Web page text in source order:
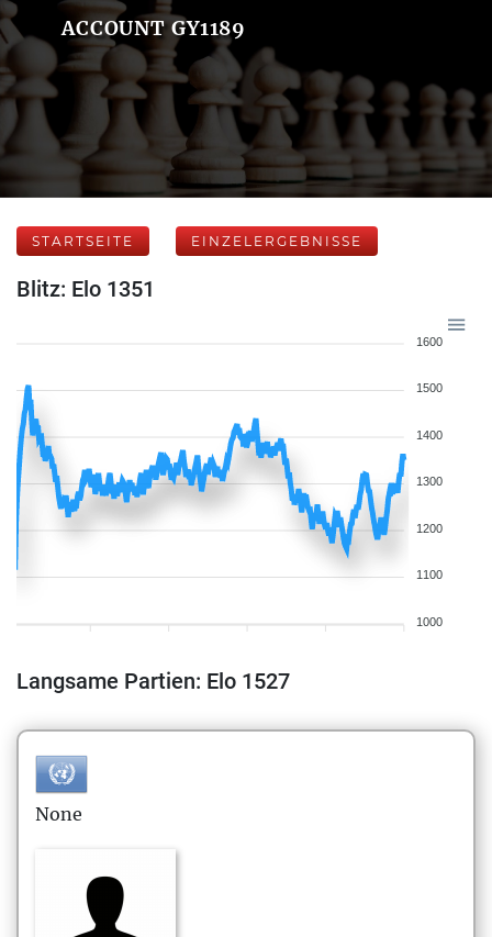
ACCOUNT GY1189
STARTSEITE EINZELERGEBNISSE
Blitz: Elo 1351
1600
1500
1400
1300
1200
1100
1000
Langsame Partien: Elo 1527
None